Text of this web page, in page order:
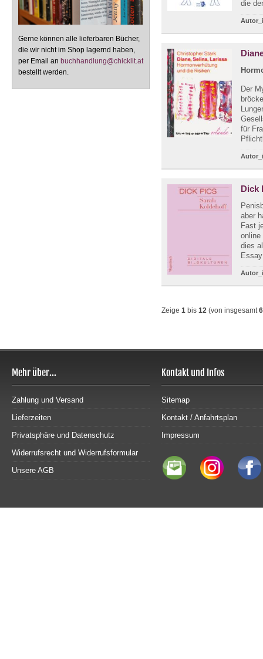
Gerne können alle lieferbaren Bücher,
die wir nicht im Shop lagernd haben,
per Email an buchhandlung@chicklit.at
bestellt werden.
die
Der
für
Dick
aber
Fast
online
dies
Zeige 1 bis 12 (von insgesamt
Mehr über...
Zahlung und Versand
Lieferzeiten
Privatsphäre und Datenschutz
Widerrufsrecht und Widerrufsformular
Unsere AGB
Kontakt und Infos
Sitemap
Kontakt / Anfahrtsplan
Impressum